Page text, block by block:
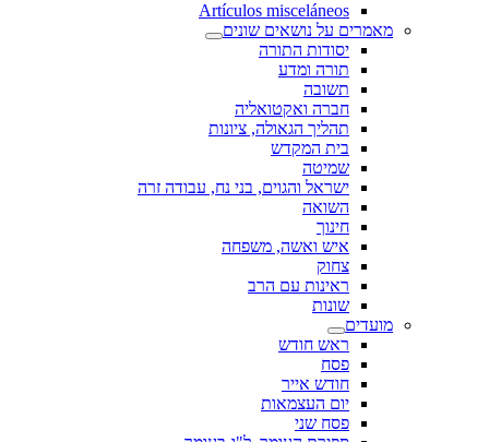
Artículos misceláneos
מאמרים על נושאים שונים
יסודות התורה
תורה ומדע
תשובה
חברה ואקטואליה
תהליך הגאולה, ציונות
בית המקדש
שמיטה
ישראל והגוים, בני נח, עבודה זרה
השואה
חינוך
איש ואשה, משפחה
צחוק
ראינות עם הרב
שונות
מועדים
ראש חודש
פסח
חודש אייר
יום העצמאות
פסח שני